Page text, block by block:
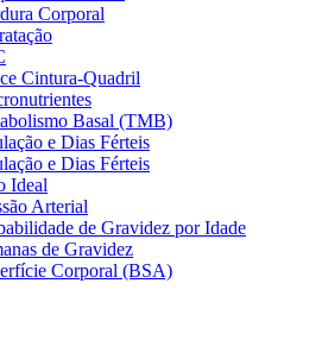
Corporal
Cintura-Quadril
Basal (TMB)
e Dias Férteis
e Dias Férteis
Ideal
Arterial
de Gravidez por Idade
de Gravidez
Corporal (BSA)